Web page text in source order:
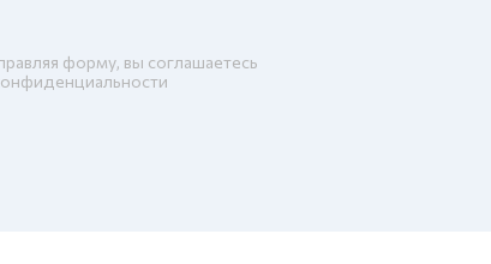
форму, вы соглашаетесь